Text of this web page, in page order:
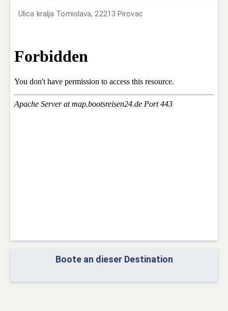
Ulica kralja Tomislava, 22213 Pirovac
Boote an dieser Destination